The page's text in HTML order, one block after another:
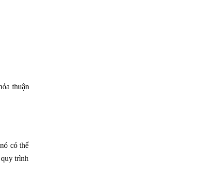
thuận
có thể
trình